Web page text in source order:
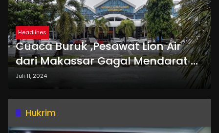
Headlines
Cuaca Buruk ,Pesawat Lion Air
dari Makassar Gagal Mendarat di
Bandara Djalaludin Gorontalo
Juli 11, 2024
Hukrim